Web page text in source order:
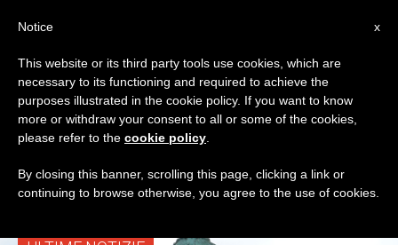
TAG
Posts Tagged
‘protestanti’
x
Notice
This website or its third party tools use cookies, which are
necessary to its functioning and required to achieve the
purposes illustrated in the cookie policy. If you want to know
more or withdraw your consent to all or some of the cookies,
please refer to the cookie policy
By closing this banner, scrolling this page, clicking a link or
continuing to browse otherwise, you agree to the use of cookies.